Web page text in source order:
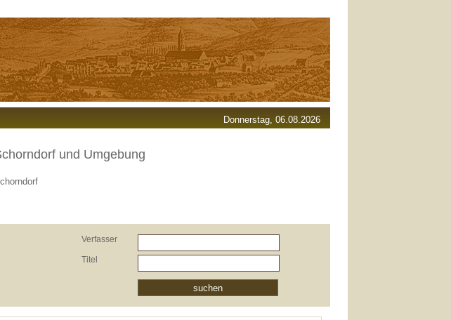
Donnerstag, 06.08.2026
und Umgebung
Verfasser
Titel